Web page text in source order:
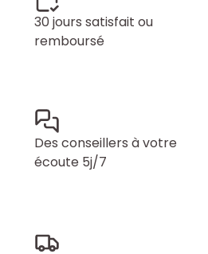
30 jours satisfait ou
remboursé
Des conseillers à votre
écoute 5j/7